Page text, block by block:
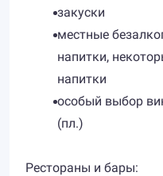
закуски
местные
напитки,
напитки
особый выбор
(пл.)
Рестораны и бары: